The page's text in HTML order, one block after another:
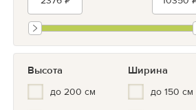
Белый
Серый/черный
Серый
Высота Ширина
до 200 см до 150 см